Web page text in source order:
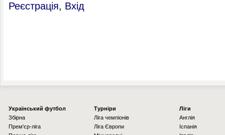
Реєстрація, Вхід
Українcький футбол
Збірна
Прем'єр-ліга
Турніри
Ліга чемпіонів
Ліга Європи
Ліги
Англія
Іспанія